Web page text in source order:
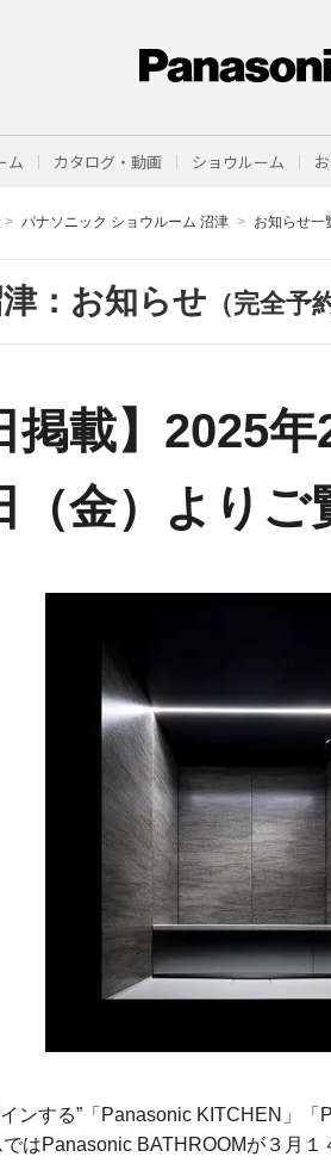
ム カタログ・動画 ショウルーム
パナソニック ショウルーム 沼津 お知らせ一
：お知らせ （完全予
掲載】2025
（金）よりご
ンする”「Panasonic KITCHEN」
はPanasonic BATHROOMが３月１